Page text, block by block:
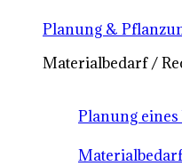
Planung &
Materialbedarf /
Planung